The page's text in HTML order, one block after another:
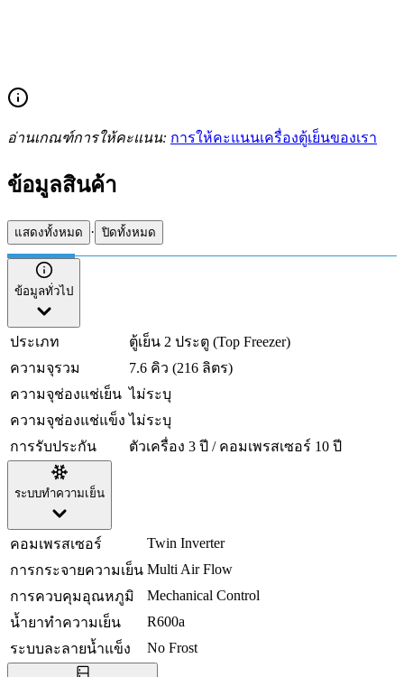
อ่านเกณฑ์การให้คะแนน: การให้คะแนนเครื่องตู้เย็นของเรา
ข้อมูลสินค้า
แสดงทั้งหมด · ปิดทั้งหมด
ข้อมูลทั่วไป
ประเภท
ตู้เย็น 2 ประตู (Top Freezer)
ความจุรวม
7.6 คิว (216 ลิตร)
ความจุช่องแช่เย็น ไม่ระบุ
ความจุช่องแช่แข็ง ไม่ระบุ
การรับประกัน
ตัวเครื่อง 3 ปี / คอมเพรสเซอร์ 10 ปี
ระบบทำความเย็น
คอมเพรสเซอร์
Twin Inverter
การกระจายความเย็น Multi Air Flow
การควบคุมอุณหภูมิ
Mechanical Control
น้ำยาทำความเย็น
R600a
ระบบละลายน้ำแข็ง
No Frost